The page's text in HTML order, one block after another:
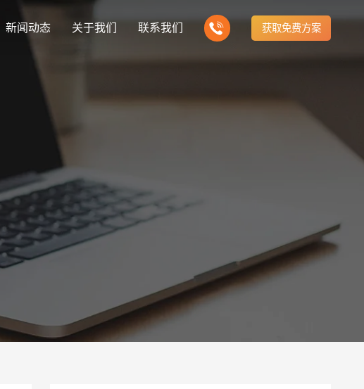
网站建设定制改版
定制化网站建设改版方案
移动手机互联网站开发
购物商城网站
企业品牌官网
创意品牌型网站建设 营销型网站建力企业公信力
型网站建设解决方案
准流量统计与效果分析
门户网站建设解决方案
能及时、准确、动态地更新
形象网站建设解决方案
方便、结构先进的优点
购物商城网站建设解决方案
方便快捷购物车、购物指南
源行业网站建设解决方
芯片半导体网站建设解决方
案
新闻动态
网站推广
Website optimization
关于我们
汇款方式
联系我们 获取免费方案